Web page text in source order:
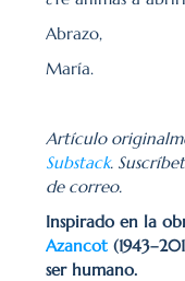
Abrazo,
María.
Artículo
Substack.
de correo.
Inspirado en la
Azancot
ser humano.